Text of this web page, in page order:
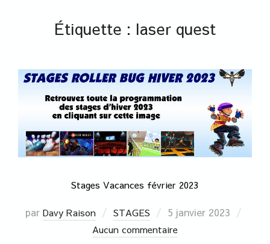
Étiquette : laser quest
Stages Vacances février 2023
par Davy Raison STAGES 5 janvier 2023
Aucun commentaire